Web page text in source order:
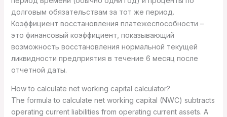
долговым обязательствам за тот же период.
Коэффициент восстановления платежеспособности –
это финансовый коэффициент, показывающий
возможность восстановления нормальной текущей
ликвидности предприятия в течение 6 месяц после
отчетной даты.
How to calculate net working capital calculator?
The formula to calculate net working capital (NWC) subtracts
operating current liabilities from operating current assets. A